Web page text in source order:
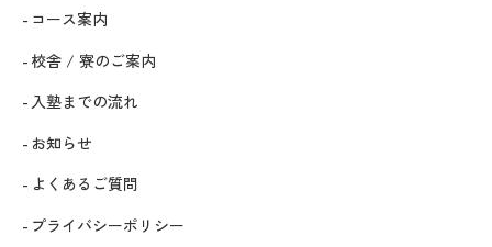
コース案内
校舎 / 寮のご案内
入塾までの流れ
お知らせ
よくあるご質問
プライバシーポリシー